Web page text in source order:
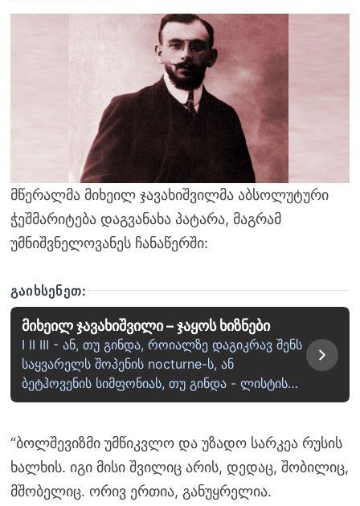
მწერალმა მიხეილ ჯავახიშვილმა აბსოლუტური
ჭეშმარიტება დაგვანახა პატარა, მაგრამ
უმნიშვნელოვანეს ჩანაწერში:
ᲒᲐᲘᲮᲡᲔᲜᲔᲗ:
მიხეილ ჯავახიშვილი – ჯაყოს ხიზნები
I II III - ან, თუ გინდა, როიალზე დაგიკრავ შენს
საყვარელს შოპენის nocturne-ს, ან
ბეტჰოვენის სიმფონიას, თუ გინდა - ლისტის…
“ბოლშევიზმი უმწიკვლო და უზადო სარკეა რუსის
ხალხის. იგი მისი შვილიც არის, დედაც, შობილიც,
მშობელიც. ორივ ერთია, განუყრელია.